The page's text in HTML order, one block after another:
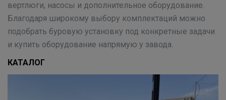
вертлюги, насосы и дополнительное оборудование.
Благодаря широкому выбору комплектаций можно
подобрать буровую установку под конкретные задачи
и купить оборудование напрямую у завода.
КАТАЛОГ